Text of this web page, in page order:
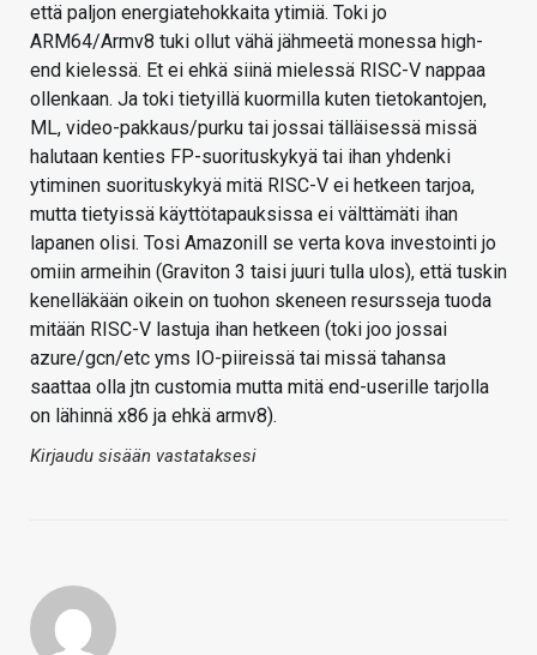
että paljon energiatehokkaita ytimiä. Toki jo
ARM64/Armv8 tuki ollut vähä jähmeetä monessa high-
end kielessä. Et ei ehkä siinä mielessä RISC-V nappaa
ollenkaan. Ja toki tietyillä kuormilla kuten tietokantojen,
ML, video-pakkaus/purku tai jossai tälläisessä missä
halutaan kenties FP-suorituskykyä tai ihan yhdenki
ytiminen suorituskykyä mitä RISC-V ei hetkeen tarjoa,
mutta tietyissä käyttötapauksissa ei välttämäti ihan
lapanen olisi. Tosi Amazonill se verta kova investointi jo
omiin armeihin (Graviton 3 taisi juuri tulla ulos), että tuskin
kenelläkään oikein on tuohon skeneen resursseja tuoda
mitään RISC-V lastuja ihan hetkeen (toki joo jossai
azure/gcn/etc yms IO-piireissä tai missä tahansa
saattaa olla jtn customia mutta mitä end-userille tarjolla
on lähinnä x86 ja ehkä armv8).
Kirjaudu sisään vastataksesi